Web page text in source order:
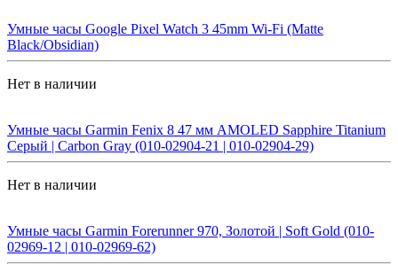
Умные часы Google Pixel Watch 3 45mm Wi-Fi (Matte
Black/Obsidian)
Нет в наличии
Умные часы Garmin Fenix 8 47 мм AMOLED Sapphire Titanium
Серый | Carbon Gray (010-02904-21 | 010-02904-29)
Нет в наличии
Умные часы Garmin Forerunner 970, Золотой | Soft Gold (010-
02969-12 | 010-02969-62)